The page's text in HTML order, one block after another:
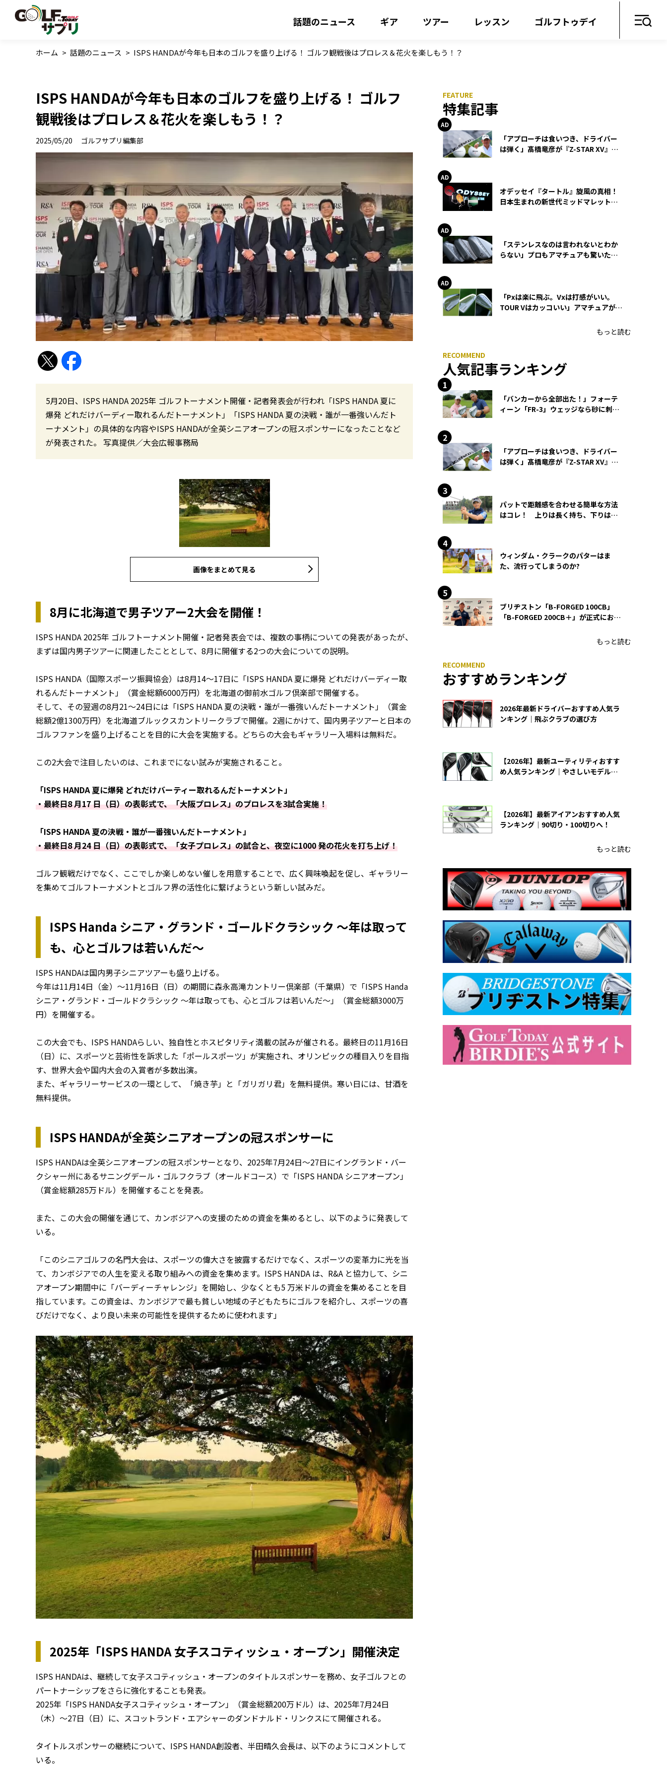
話題のニュース ギア ツアー レッスン ゴルフトゥデイ
ホーム > 話題のニュース > ISPS HANDAが今年も日本のゴルフを盛り上げる！ ゴルフ観戦後はプロレス＆花火を楽しもう！？
ISPS HANDAが今年も日本のゴルフを盛り上げる！ ゴルフ
観戦後はプロレス＆花火を楽しもう！？
2025/05/20 ゴルフサプリ編集部
5月20日、ISPS HANDA 2025年 ゴルフトーナメント開催・記者発表会が行われ「ISPS HANDA 夏に
爆発 どれだけバーディー取れるんだトーナメント」「ISPS HANDA 夏の決戦・誰が一番強いんだト
ーナメント」の具体的な内容やISPS HANDAが全英シニアオープンの冠スポンサーになったことなど
が発表された。 写真提供／大会広報事務局
画像をまとめて見る
8月に北海道で男子ツアー2大会を開催！
ISPS HANDA 2025年 ゴルフトーナメント開催・記者発表会では、複数の事柄についての発表があったが、
まずは国内男子ツアーに関連したこととして、8月に開催する2つの大会についての説明。
ISPS HANDA（国際スポーツ振興協会）は8月14〜17日に「ISPS HANDA 夏に爆発 どれだけバーディー取
れるんだトーナメント」（賞金総額6000万円）を北海道の御前水ゴルフ倶楽部で開催する。
そして、その翌週の8月21〜24日には「ISPS HANDA 夏の決戦・誰が一番強いんだトーナメント」（賞金
総額2億1300万円）を北海道ブルックスカントリークラブで開催。2週にかけて、国内男子ツアーと日本の
ゴルフファンを盛り上げることを目的に大会を実施する。どちらの大会もギャラリー入場料は無料だ。
この2大会で注目したいのは、これまでにない試みが実施されること。
「ISPS HANDA 夏に爆発 どれだけバーティー取れるんだトーナメント」
・最終日8 月17 日（日）の表彰式で、「大阪プロレス」のプロレスを3試合実施！
「ISPS HANDA 夏の決戦・誰が一番強いんだトーナメント」
・最終日8 月24 日（日）の表彰式で、「女子プロレス」の試合と、夜空に1000 発の花火を打ち上げ！
ゴルフ観戦だけでなく、ここでしか楽しめない催しを用意することで、広く興味喚起を促し、ギャラリー
を集めてゴルフトーナメントとゴルフ界の活性化に繋げようという新しい試みだ。
ISPS Handa シニア・グランド・ゴールドクラシック 〜年は取って
も、心とゴルフは若いんだ〜
ISPS HANDAは国内男子シニアツアーも盛り上げる。
今年は11月14日（金）〜11月16日（日）の期間に森永高滝カントリー倶楽部（千葉県）で「ISPS Handa
シニア・グランド・ゴールドクラシック 〜年は取っても、心とゴルフは若いんだ〜」（賞金総額3000万
円）を開催する。
この大会でも、ISPS HANDAらしい、独自性とホスピタリティ満載の試みが催される。最終日の11月16日
（日）に、スポーツと芸術性を訴求した「ポールスポーツ」が実施され、オリンピックの種目入りを目指
す、世界大会や国内大会の入賞者が多数出演。
また、ギャラリーサービスの一環として、「焼き芋」と「ガリガリ君」を無料提供。寒い日には、甘酒を
無料提供。
ISPS HANDAが全英シニアオープンの冠スポンサーに
ISPS HANDAは全英シニアオープンの冠スポンサーとなり、2025年7月24日～27日にイングランド・バー
クシャー州にあるサニングデール・ゴルフクラブ（オールドコース）で「ISPS HANDA シニアオープン」
（賞金総額285万ドル）を開催することを発表。
また、この大会の開催を通じて、カンボジアへの支援のための資金を集めるとし、以下のように発表して
いる。
「このシニアゴルフの名門大会は、スポーツの偉大さを披露するだけでなく、スポーツの変革力に光を当
て、カンボジアでの人生を変える取り組みへの資金を集めます。ISPS HANDA は、R&A と協力して、シニ
アオープン期間中に「バーディーチャレンジ」を開始し、少なくとも5 万米ドルの資金を集めることを目
指しています。この資金は、カンボジアで最も貧しい地域の子どもたちにゴルフを紹介し、スポーツの喜
びだけでなく、より良い未来の可能性を提供するために使われます」
2025年「ISPS HANDA 女子スコティッシュ・オープン」開催決定
ISPS HANDAは、継続して女子スコティッシュ・オープンのタイトルスポンサーを務め、女子ゴルフとの
パートナーシップをさらに強化することも発表。
2025年「ISPS HANDA女子スコティッシュ・オープン」（賞金総額200万ドル）は、2025年7月24日
（木）〜27日（日）に、スコットランド・エアシャーのダンドナルド・リンクスにて開催される。
タイトルスポンサーの継続について、ISPS HANDA創設者、半田晴久会長は、以下のようにコメントして
いる。
特集記事
「アプローチは食いつき、ドライバー
は弾く」髙橋竜彦が『Z-STAR XV』を
オデッセイ『タートル』旋風の真相！
日本生まれの新世代ミッドマレットが
「ステンレスなのは言われないとわか
らない」プロもアマチュアも驚いた
「Pxは楽に飛ぶ。Vxは打感がいい。
TOUR Vはカッコいい」アマチュアが選
もっと読む
人気記事ランキング
「バンカーから全部出た！」フォーテ
ィーン「FR-3」ウェッジなら砂に刺さ
「アプローチは食いつき、ドライバー
は弾く」髙橋竜彦が『Z-STAR XV』を
パットで距離感を合わせる簡単な方法
はコレ！ 上りは長く持ち、下りは短
ウィンダム・クラークのパターはま
た、流行ってしまうのか?
ブリヂストン「B-FORGED 100CB」
「B-FORGED 200CB＋」が正式にお披
もっと読む
おすすめランキング
2026年最新ドライバーおすすめ人気ラ
ンキング｜飛ぶクラブの選び方
【2026年】最新ユーティリティおすす
め人気ランキング｜やさしいモデルの
【2026年】最新アイアンおすすめ人気
ランキング｜90切り・100切りへ！
もっと読む